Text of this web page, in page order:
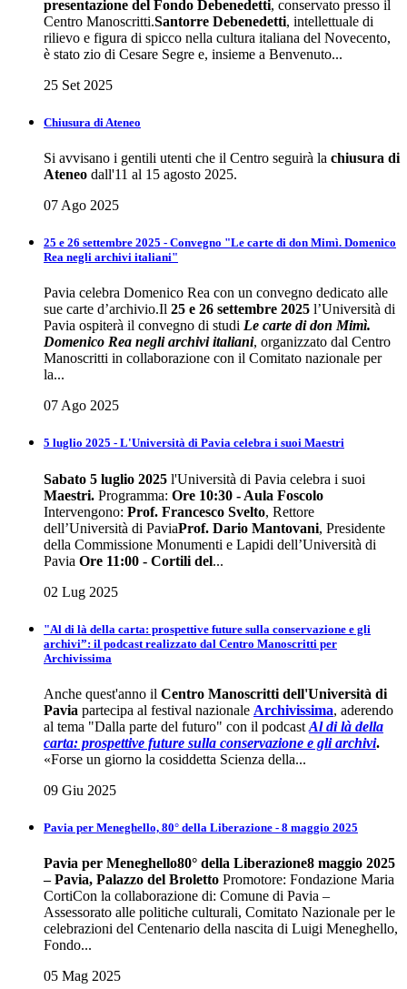
presentazione del Fondo Debenedetti, conservato presso il
Centro Manoscritti.Santorre Debenedetti, intellettuale di
rilievo e figura di spicco nella cultura italiana del Novecento,
è stato zio di Cesare Segre e, insieme a Benvenuto...
25 Set 2025
Chiusura di Ateneo
Si avvisano i gentili utenti che il Centro seguirà la chiusura di
Ateneo dall'11 al 15 agosto 2025.
07 Ago 2025
25 e 26 settembre 2025 - Convegno "Le carte di don Mimì. Domenico
Rea negli archivi italiani"
Pavia celebra Domenico Rea con un convegno dedicato alle
sue carte d’archivio.Il 25 e 26 settembre 2025 l’Università di
Pavia ospiterà il convegno di studi Le carte di don Mimì.
Domenico Rea negli archivi italiani, organizzato dal Centro
Manoscritti in collaborazione con il Comitato nazionale per
la...
07 Ago 2025
5 luglio 2025 - L'Università di Pavia celebra i suoi Maestri
Sabato 5 luglio 2025 l'Università di Pavia celebra i suoi
Maestri. Programma: Ore 10:30 - Aula Foscolo
Intervengono: Prof. Francesco Svelto, Rettore
dell’Università di PaviaProf. Dario Mantovani, Presidente
della Commissione Monumenti e Lapidi dell’Università di
Pavia Ore 11:00 - Cortili del...
02 Lug 2025
"Al di là della carta: prospettive future sulla conservazione e gli
archivi”: il podcast realizzato dal Centro Manoscritti per
Archivissima
Anche quest'anno il Centro Manoscritti dell'Università di
Pavia partecipa al festival nazionale Archivissima, aderendo
al tema "Dalla parte del futuro" con il podcast Al di là della
carta: prospettive future sulla conservazione e gliarchivi.
«Forse un giorno la cosiddetta Scienza della...
09 Giu 2025
Pavia per Meneghello, 80° della Liberazione - 8 maggio 2025
Pavia per Meneghello80° della Liberazione8 maggio 2025
– Pavia, Palazzo del Broletto Promotore: Fondazione Maria
CortiCon la collaborazione di: Comune di Pavia –
Assessorato alle politiche culturali, Comitato Nazionale per le
celebrazioni del Centenario della nascita di Luigi Meneghello,
Fondo...
05 Mag 2025